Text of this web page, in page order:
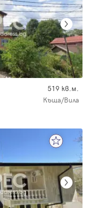
519 кв.м.
Къща/Вила